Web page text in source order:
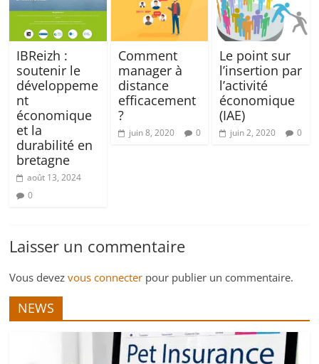
IBReizh :
soutenir le
développeme
nt
économique
et la
durabilité en
bretagne
août 13, 2024
0
Comment
manager à
distance
efficacement
?
juin 8, 2020 0
Le point sur
l’insertion par
l’activité
économique
(IAE)
juin 2, 2020 0
Laisser un commentaire
Vous devezvous connecter pour publier un commentaire.
NEWS